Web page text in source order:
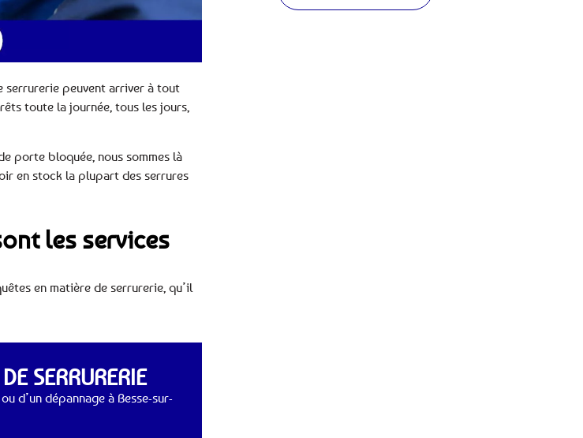
serrurerie peuvent arriver à tout
toute la journée, tous les jours,
porte bloquée, nous sommes là
en stock la plupart des serrures
les services
en matière de serrurerie, qu’il
SERRURERIE
d’un dépannage à Besse-sur-